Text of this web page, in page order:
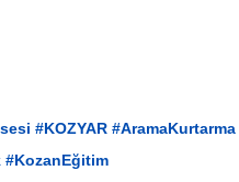
#KOZYAR #AramaKurtarma
#KozanEğitim